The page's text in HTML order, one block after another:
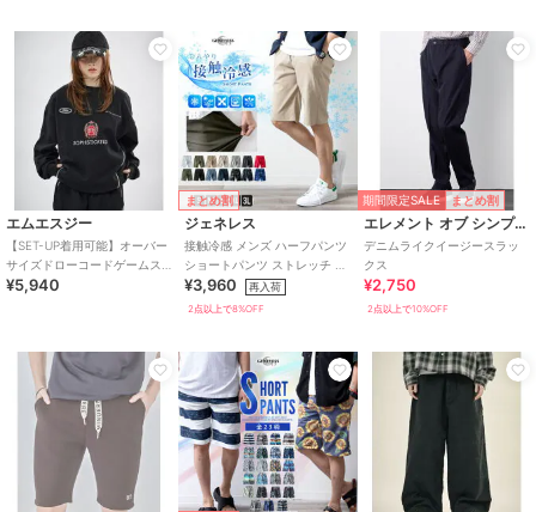
エムエスジー
【SET-UP着用可能】オーバー
サイズドローコードゲームス
ウェット ゲームシャツ サッカ
¥5,940
まとめ割
ジェネレス
接触冷感 メンズ ハーフパンツ
ショートパンツ ストレッチ 涼
しい 冷感 吸水速乾 無地 ドラ
イ
¥3,960 再入荷
2点以上で8%OFF
期間限定SALE まとめ割
エレメント オブ シンプルライフ
デニムライクイージースラッ
クス
¥2,750
2点以上で10%OFF